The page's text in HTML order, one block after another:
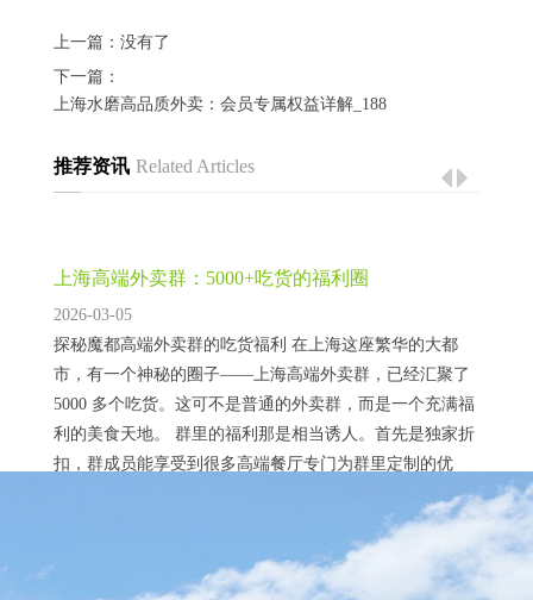
上一篇：没有了
下一篇：
上海水磨高品质外卖：会员专属权益详解_188
推荐资讯 Related Articles
上海高端外卖群：5000+吃货的福利圈
2026-03-05
探秘魔都高端外卖群的吃货福利 在上海这座繁华的大都
市，有一个神秘的圈子——上海高端外卖群，已经汇聚了
5000 多个吃货。这可不是普通的外卖群，而是一个充满福
利的美食天地。 群里的福利那是相当诱人。首先是独家折
扣，群成员能享受到很多高端餐厅专门为群里定制的优
高，但在群里，能拿到七折甚至更低的折扣。这对于喜欢
品尝高端美食的吃货来说，简直是天大的好事。还...
上海大圈ww经纪人：牵线搭桥的神秘角色